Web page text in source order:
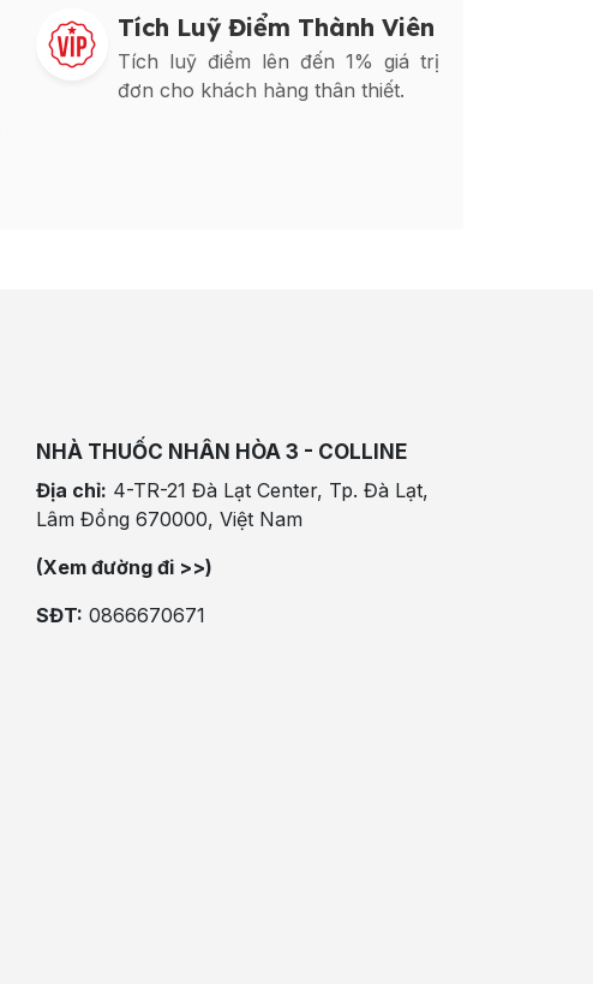
Tích Luỹ Điểm Thành Viên
Tích luỹ điểm lên đến 1% giá trị
đơn cho khách hàng thân thiết.
NHÀ THUỐC NHÂN HÒA 3 - COLLINE
Địa chỉ: 4-TR-21 Đà Lạt Center, Tp. Đà Lạt,
Lâm Đồng 670000, Việt Nam
(Xem đường đi >>)
SĐT: 0866670671